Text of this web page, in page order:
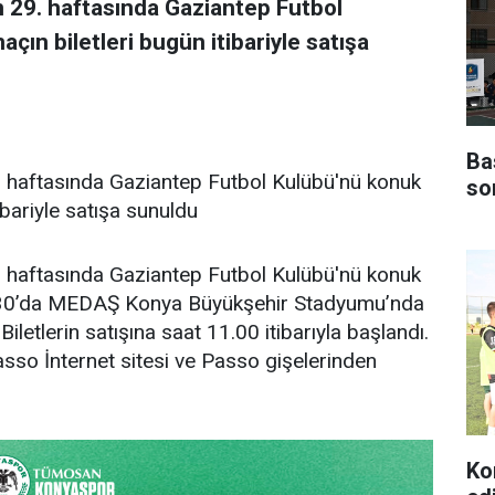
haftasında Gaziantep Futbol
biletleri bugün itibariyle satışa
Gaziantep Futbol Kulübü'nü konuk
satışa sunuldu
Gaziantep Futbol Kulübü'nü konuk
MEDAŞ Konya Büyükşehir Stadyumu’nda
satışına saat 11.00 itibarıyla başlandı.
İnternet sitesi ve Passo gişelerinden